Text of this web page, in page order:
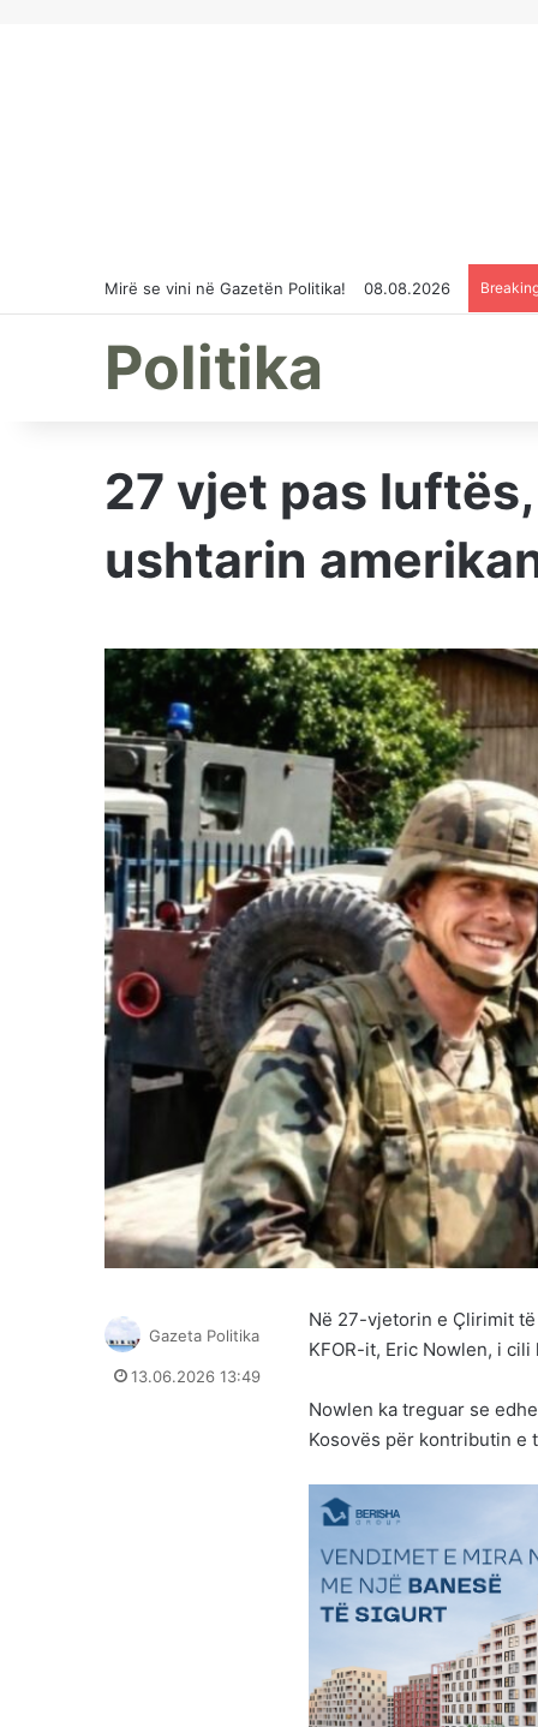
Mirë se vini në Gazetën Politika! 08.08.2026
Politika
27 vjet pas
ushtarin
Në 27-vjetorin e Çlirimit
KFOR-it, Eric Nowlen, i
Nowlen ka treguar se
Kosovës për kontributin e
Gazeta Politika
13.06.2026 13:49